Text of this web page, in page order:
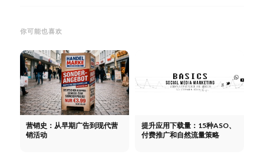
你可能也喜欢
营销史：从早期广告到现代营
销活动
提升应用下载量：15种ASO、
付费推广和自然流量策略